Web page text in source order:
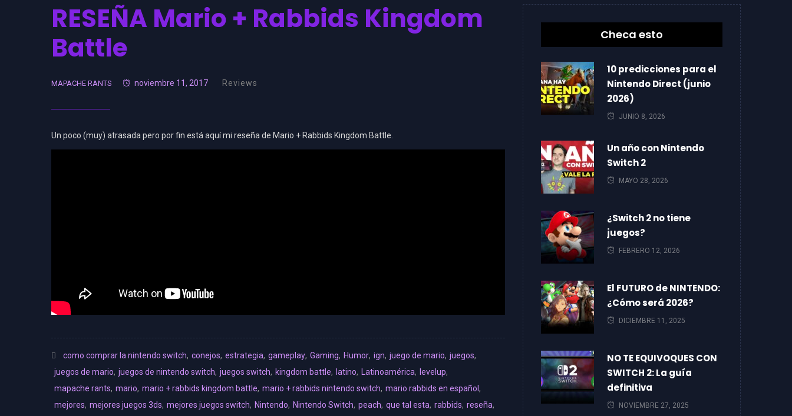
RESEÑA Mario + Rabbids Kingdom
Battle
MAPACHE RANTS noviembre 11, 2017 Reviews
Un poco (muy) atrasada pero por fin está aquí mi reseña de Mario + Rabbids Kingdom Battle.
como comprar la nintendo switch, conejos, estrategia, gameplay, Gaming, Humor, ign, juego de mario, juegos,
juegos de mario, juegos de nintendo switch, juegos switch, kingdom battle, latino, Latinoamérica, levelup,
mapache rants, mario, mario + rabbids kingdom battle, mario + rabbids nintendo switch, mario rabbids en español ,
mejores, mejores juegos 3ds, mejores juegos switch, Nintendo, Nintendo Switch, peach, que tal esta, rabbids, reseña,
Checa esto
10 predicciones para el
Nintendo Direct (junio
2026)
JUNIO 8, 2026
Un año con Nintendo
Switch 2
MAYO 28, 2026
¿Switch 2 no tiene
juegos?
FEBRERO 12, 2026
El FUTURO de NINTENDO:
¿Cómo será 2026?
DICIEMBRE 11, 2025
NO TE EQUIVOQUES CON
SWITCH 2: La guía
definitiva
NOVIEMBRE 27, 2025